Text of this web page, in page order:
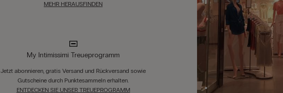
MEHR HERAUSFINDEN
My Intimissimi Treueprogramm
Jetzt abonnieren, gratis Versand und Rückversand sowie
Gutscheine durch Punktesammeln erhalten.
ENTDECKEN SIE UNSER TREUEPROGRAMM